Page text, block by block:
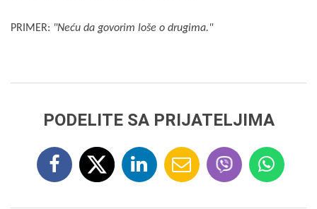
PRIMER: "Neću da govorim loše o drugima."
PODELITE SA PRIJATELJIMA